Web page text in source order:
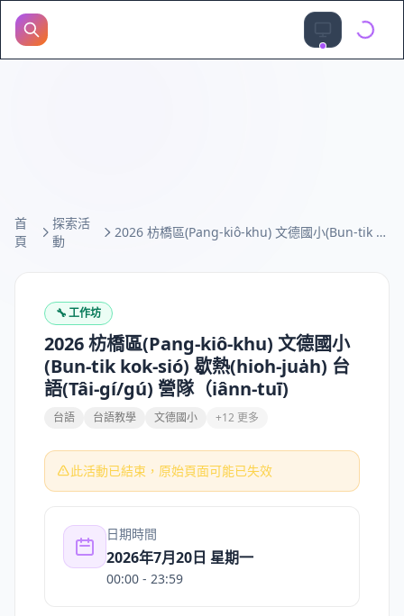
首
頁
探索活
動
2026 枋橋區(Pang-kiô-khu) 文德國小(Bun-tik kok-sió) 歇熱(hioh-jua̍h) 台語(Tâi-gí/gú) 營隊（iânn-tuī)
🔧工作坊
2026 枋橋區(Pang-kiô-khu) 文德國小
(Bun-tik kok-sió) 歇熱(hioh-jua̍h) 台
語(Tâi-gí/gú) 營隊（iânn-tuī)
台語 台語教學 文德國小 +12 更多
此活動已結束，原始頁面可能已失效
日期時間
2026年7月20日 星期一
00:00 - 23:59